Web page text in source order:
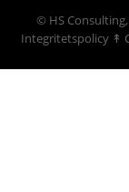
© HS
Integritetspolicy↟